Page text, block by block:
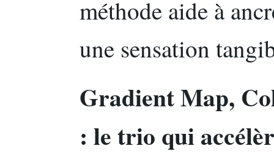
méthode aide à
une sensation
Gradient Map,
: le trio qui